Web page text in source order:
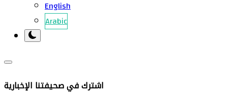
English
Arabic
اشترك في صحيفتنا الإخبارية